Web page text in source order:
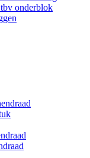
onderblok